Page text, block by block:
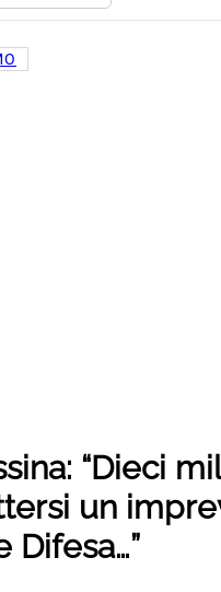
“Dieci
un
Difesa…”